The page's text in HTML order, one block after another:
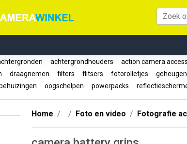
achtergrondhouders action camera
draagriemen filters flitsers fotorolletjes
oogschelpen powerpacks
Home Foto en video Fotografie